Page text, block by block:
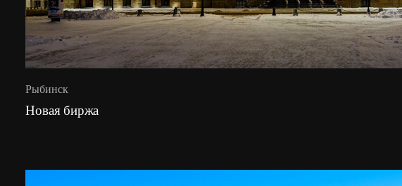
Рыбинск
Новая биржа